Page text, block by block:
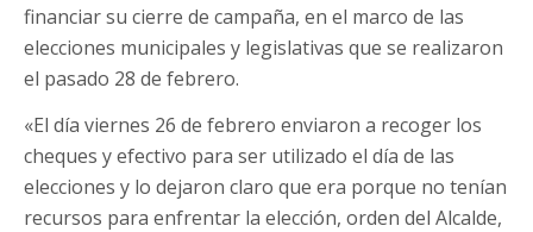
financiar su cierre de campaña, en el marco de las
elecciones municipales y legislativas que se realizaron
el pasado 28 de febrero.
«El día viernes 26 de febrero enviaron a recoger los
cheques y efectivo para ser utilizado el día de las
elecciones y lo dejaron claro que era porque no tenían
recursos para enfrentar la elección, orden del Alcalde,